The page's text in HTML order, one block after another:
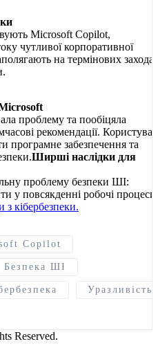
Microsoft Copilot,
чутливої корпоративної
на термінових заходах
проблему та пообіцяла
рекомендації.
програмне забезпечення та
Ширші наслідки для
проблему безпеки ШІ:
у повсякденні робочі процеси,
з кібербезпеки.
Copilot
Безпека ШІ
Уразливість
Reserved.